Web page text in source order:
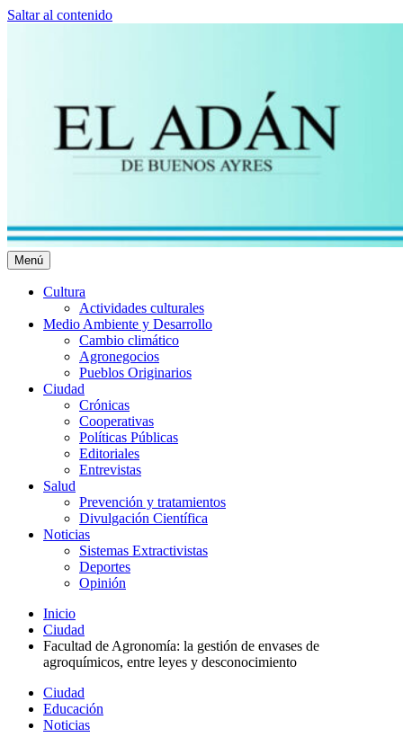
Saltar al contenido
El Adán Buenos Ayres
Noticias porteñas
Menú
Cultura
Actividades culturales
Medio Ambiente y Desarrollo
Cambio climático
Agronegocios
Pueblos Originarios
Ciudad
Crónicas
Cooperativas
Políticas Públicas
Editoriales
Entrevistas
Salud
Prevención y tratamientos
Divulgación Científica
Noticias
Sistemas Extractivistas
Deportes
Opinión
Inicio
Ciudad
Facultad de Agronomía: la gestión de envases de
agroquímicos, entre leyes y desconocimiento
Ciudad
Educación
Noticias